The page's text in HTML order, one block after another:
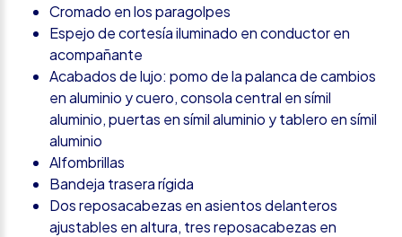
Cromado en los paragolpes
Espejo de cortesía iluminado en conductor en
acompañante
Acabados de lujo: pomo de la palanca de cambios
en aluminio y cuero, consola central en símil
aluminio, puertas en símil aluminio y tablero en símil
aluminio
Alfombrillas
Bandeja trasera rígida
Dos reposacabezas en asientos delanteros
ajustables en altura, tres reposacabezas en